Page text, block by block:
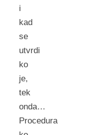
i
kad
se
utvrdi
ko
je,
tek
onda…
Procedura